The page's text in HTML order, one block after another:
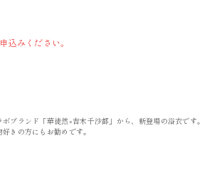
OBI
込みください。
ブランド「華徒然×吉木千沙都」から、新登場の浴衣です。
きの方にもお勧めです。